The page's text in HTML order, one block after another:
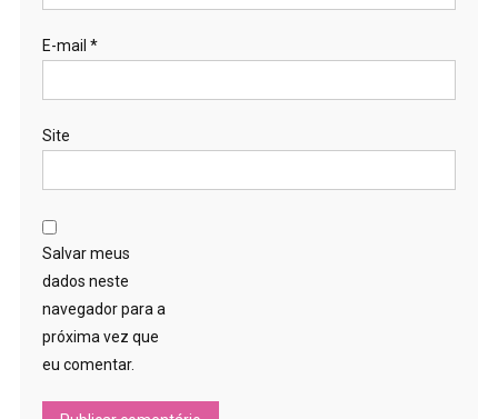
E-mail *
Site
Salvar meus
dados neste
navegador para a
próxima vez que
eu comentar.